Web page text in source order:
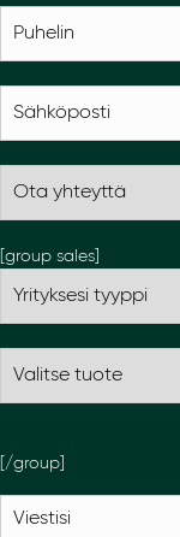
[group sales]
[/group]